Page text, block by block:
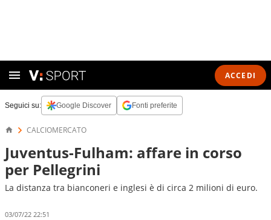
ACCEDI
Seguici su: Google Discover Fonti preferite
CALCIOMERCATO
Juventus-Fulham: affare in corso
per Pellegrini
La distanza tra bianconeri e inglesi è di circa 2 milioni di euro.
03/07/22 22:51